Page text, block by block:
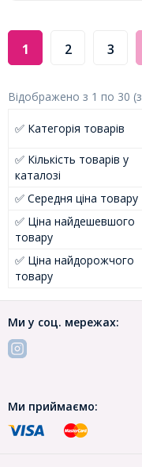
1 2 3
Відображено з 1 по 30 (з
✅ Категорія товарів
✅ Кількість товарів у
каталозі
✅ Середня ціна товару
✅ Ціна найдешевшого
товару
✅ Ціна найдорожчого
товару
Ми у соц. мережах:
Ми приймаємо: